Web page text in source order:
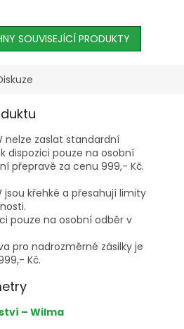
SOUVISEJÍCÍ PRODUKTY
nelze zaslat standardní
dispozici pouze na osobní
přepravě za cenu 999,- Kč.
jsou křehké a přesahují limity
pouze na osobní odběr v
pro nadrozměrné zásilky je
Kč.
– Wilma